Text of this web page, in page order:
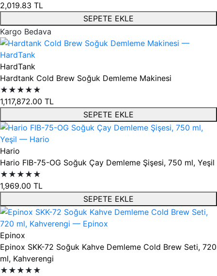
2,019.83 TL
SEPETE EKLE
Kargo Bedava
HardTank
Hardtank Cold Brew Soğuk Demleme Makinesi
★★★★★
1,117,872.00 TL
SEPETE EKLE
Hario
Hario FIB-75-OG Soğuk Çay Demleme Şişesi, 750 ml, Yeşil
★★★★★
1,969.00 TL
SEPETE EKLE
Epinox
Epinox SKK-72 Soğuk Kahve Demleme Cold Brew Seti, 720
ml, Kahverengi
★★★★★